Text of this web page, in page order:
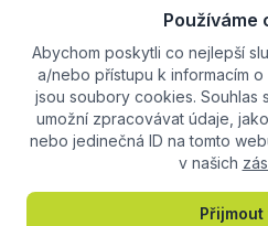
Objevujte
Pro farmáře
Informace
Používáme
Abychom poskytli co nejlepší
a/nebo přístupu k informacím
jsou soubory cookies. Souhlas
umožní zpracovávat údaje,
nebo jedinečná ID na tomto
v našich
Přijmout